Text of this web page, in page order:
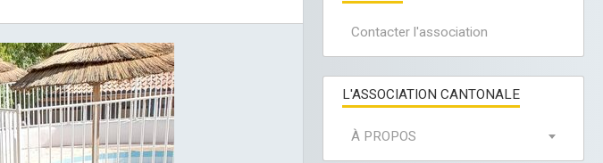
Contacter l'association
L'ASSOCIATION CANTONALE
À PROPOS